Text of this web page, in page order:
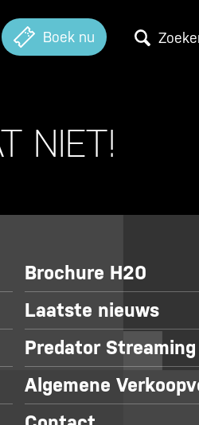
Boek nu
NIET!
Brochure H20
Laatste nieuws
Predator
Algemene